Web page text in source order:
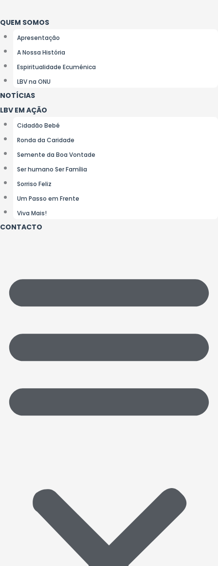
para
o
conteúdo
QUEM SOMOS
Apresentação
A Nossa História
Espiritualidade Ecuménica
LBV na ONU
NOTÍCIAS
LBV EM AÇÃO
Cidadão Bebé
Ronda da Caridade
Semente da Boa Vontade
Ser humano Ser Família
Sorriso Feliz
Um Passo em Frente
Viva Mais!
CONTACTO